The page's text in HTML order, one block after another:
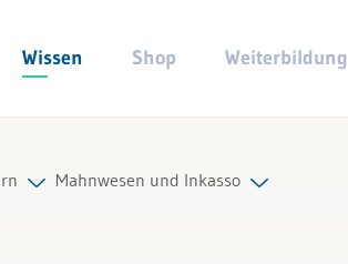
Wissen Shop Weiterbildung
Mahnwesen und Inkasso